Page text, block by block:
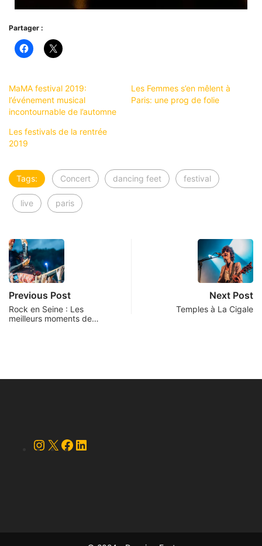
Partager :
MaMA festival 2019:
l’événement musical
incontournable de l’automne
Les Femmes s’en mêlent à
Paris: une prog de folie
Les festivals de la rentrée
2019
Tags: Concert dancing feet festival
live paris
Previous Post
Rock en Seine : Les
meilleurs moments de…
Next Post
Temples à La Cigale